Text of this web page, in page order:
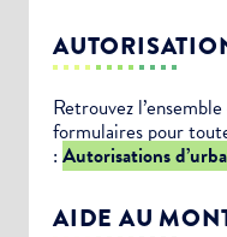
Retrouvez
formulaires pour
: Autorisations
AIDE AU